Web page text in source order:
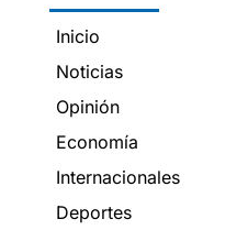
Inicio
Noticias
Opinión
Economía
Internacionales
Deportes